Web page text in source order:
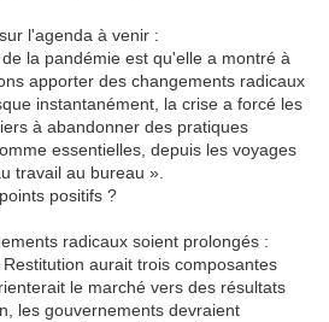
l'agenda à venir :
la pandémie est qu'elle a montré à
apporter des changements radicaux
instantanément, la crise a forcé les
à abandonner des pratiques
essentielles, depuis les voyages
travail au bureau ».
positifs ?
radicaux soient prolongés :
aurait trois composantes
le marché vers des résultats
les gouvernements devraient